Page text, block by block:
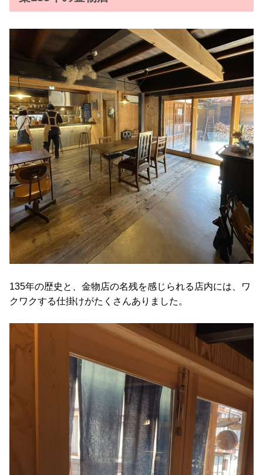
135年の歴史と、金物店の名残を感じられる店内には、ワ
クワクする仕掛けがたくさんありました。